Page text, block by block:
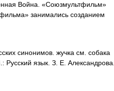
Война. «Союзмультфильм»
занимались созданием
синонимов. жучка см. собака
Русский язык. З. Е. Александрова.